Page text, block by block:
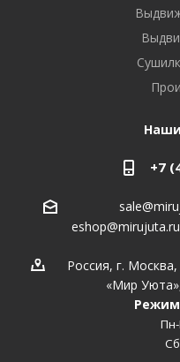
+7
eshop@mirujuta.ru
Россия, г.
«Мир